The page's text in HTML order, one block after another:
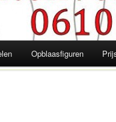
Opblaasfiguren